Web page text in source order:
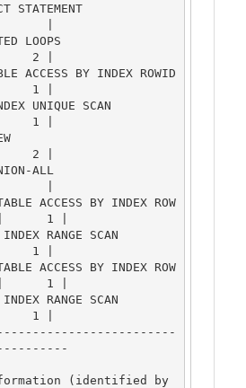
LOOPS
2 |
BY INDEX ROWID
1 |
UNIQUE SCAN
1 |
2 |
ALL
ACCESS BY INDEX ROW
|      1 |
RANGE SCAN
1 |
ACCESS BY INDEX ROW
|      1 |
RANGE SCAN
1 |
(identified by